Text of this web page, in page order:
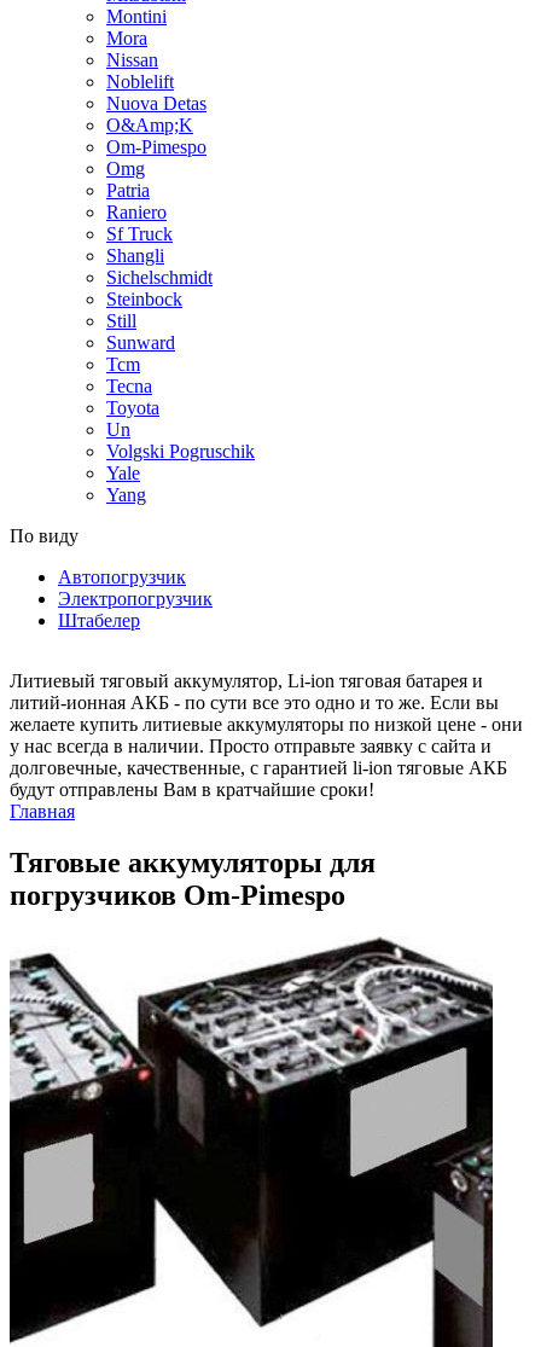
Montini
Mora
Nissan
Noblelift
Nuova Detas
O&Amp;K
Om-Pimespo
Omg
Patria
Raniero
Sf Truck
Shangli
Sichelschmidt
Steinbock
Still
Sunward
Tcm
Tecna
Toyota
Un
Volgski Pogruschik
Yale
Yang
По виду
Автопогрузчик
Электропогрузчик
Штабелер
Литиевый тяговый аккумулятор, Li-ion тяговая батарея и
литий-ионная АКБ - по сути все это одно и то же. Если вы
желаете купить литиевые аккумуляторы по низкой цене - они
у нас всегда в наличии. Просто отправьте заявку с сайта и
долговечные, качественные, с гарантией li-ion тяговые АКБ
будут отправлены Вам в кратчайшие сроки!
Главная
Тяговые аккумуляторы для
погрузчиков Om-Pimespo